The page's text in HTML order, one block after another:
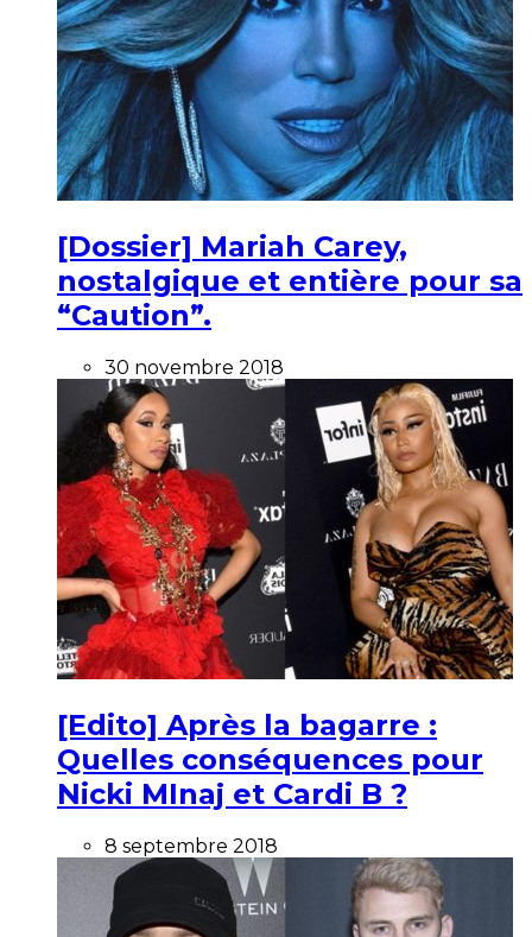
[Dossier] Mariah Carey,
nostalgique et entière pour sa
“Caution”.
30 novembre 2018
[Edito] Après la bagarre :
Quelles conséquences pour
Nicki MInaj et Cardi B ?
8 septembre 2018